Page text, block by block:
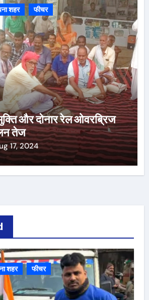
शहर फीचर
और दोनार रेल ओवरब्रिज
तेज
17, 2024
शहर फीचर